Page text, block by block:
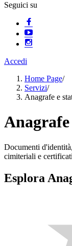
Seguici su
Accedi
Home Page/
Servizi/
Anagrafe e
Documenti
cimiteriali e
Esplora